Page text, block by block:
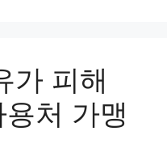
가 피해
처 가맹